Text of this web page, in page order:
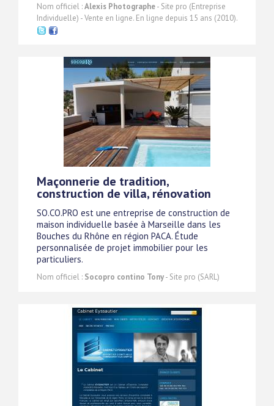
Nom officiel :Alexis Photographe- Site pro (Entreprise
Individuelle) - Vente en ligne. En ligne depuis 15 ans (2010).
Maçonnerie de tradition,
construction de villa, rénovation
SO.CO.PRO est une entreprise de construction de
maison individuelle basée à Marseille dans les
Bouches du Rhône en région PACA. Étude
personnalisée de projet immobilier pour les
particuliers.
Nom officiel : Socopro contino Tony- Site pro (SARL)